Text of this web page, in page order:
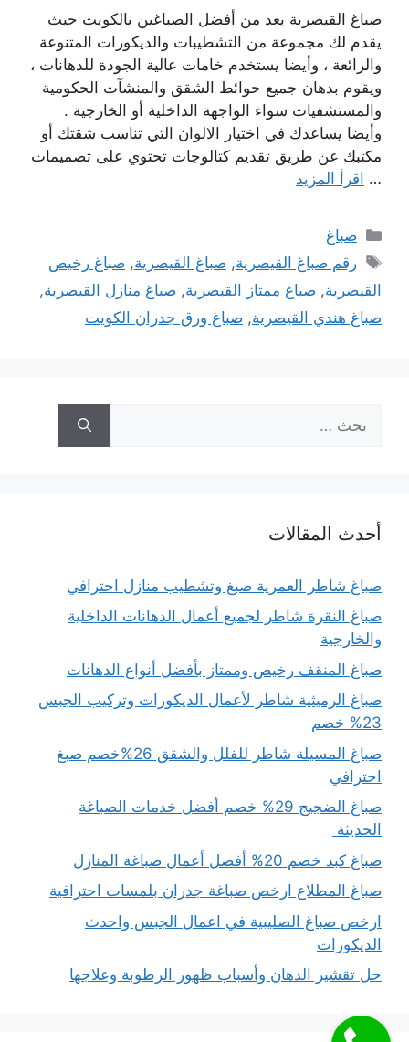
صباغ القيصرية يعد من أفضل الصباغين بالكويت حيث
يقدم لك مجموعة من التشطيبات والديكورات المتنوعة
والرائعة ، وأيضا يستخدم خامات عالية الجودة للدهانات ،
ويقوم بدهان جميع حوائط الشقق والمنشآت الحكومية
والمستشفيات سواء الواجهة الداخلية أو الخارجية .
وأيضا يساعدك في اختيار الالوان التي تناسب شقتك أو
مكتبك عن طريق تقديم كتالوجات تحتوي على تصميمات
… اقرأ المزيد
التصنيفات
صباغ
الوسوم
رقم صباغ القيصرية,صباغ القيصرية,صباغ رخيص
القيصرية, صباغ ممتاز القيصرية, صباغ منازل القيصرية,
صباغ هندي القيصرية, صباغ ورق جدران الكويت
عن:
أحدث المقالات
صباغ شاطر العمرية صبغ وتشطيب منازل احترافي
صباغ النقرة شاطر لجميع أعمال الدهانات الداخلية
والخارجية
صباغ المنقف رخيص وممتاز بأفضل أنواع الدهانات
صباغ الرميثية شاطر لأعمال الديكورات وتركيب الجبس
23% خصم
صباغ المسيلة شاطر للفلل والشقق 26%خصم صبغ
احترافي
صباغ الضجيج 29% خصم أفضل خدمات الصباغة
الحديثة
صباغ كبد خصم 20% أفضل أعمال صباغة المنازل
صباغ المطلاع ارخص صباغة جدران بلمسات احترافية
ارخص صباغ الصليبية في اعمال الجبس واحدث
الديكورات
حل تقشير الدهان وأسباب ظهور الرطوبة وعلاجها